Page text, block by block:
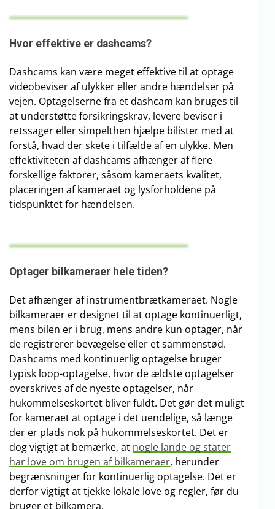
Hvor effektive er dashcams?
Dashcams kan være meget effektive til at optage
videobeviser af ulykker eller andre hændelser på
vejen. Optagelserne fra et dashcam kan bruges til
at understøtte forsikringskrav, levere beviser i
retssager eller simpelthen hjælpe bilister med at
forstå, hvad der skete i tilfælde af en ulykke. Men
effektiviteten af dashcams afhænger af flere
forskellige faktorer, såsom kameraets kvalitet,
placeringen af kameraet og lysforholdene på
tidspunktet for hændelsen.
Optager bilkameraer hele tiden?
Det afhænger af instrumentbrætkameraet. Nogle
bilkameraer er designet til at optage kontinuerligt,
mens bilen er i brug, mens andre kun optager, når
de registrerer bevægelse eller et sammenstød.
Dashcams med kontinuerlig optagelse bruger
typisk loop-optagelse, hvor de ældste optagelser
overskrives af de nyeste optagelser, når
hukommelseskortet bliver fuldt. Det gør det muligt
for kameraet at optage i det uendelige, så længe
der er plads nok på hukommelseskortet. Det er
dog vigtigt at bemærke, at nogle lande og stater
har love om brugen af bilkameraer, herunder
begrænsninger for kontinuerlig optagelse. Det er
derfor vigtigt at tjekke lokale love og regler, før du
bruger et bilkamera.